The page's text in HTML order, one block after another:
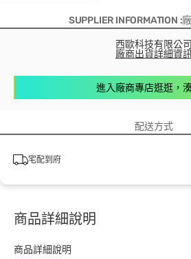
SUPPLIER INFORMATION :
西歐科技有限公司
廠商出貨詳細資
進入廠商專店逛逛，
配送方式
宅配到府
商品詳細說明
商品詳細說明